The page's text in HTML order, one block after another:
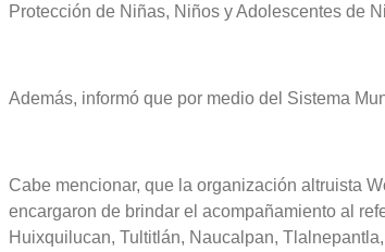
Protección de Niñas, Niños y Adolescentes de
Además, informó que por medio del Sistema
Cabe mencionar, que la organización altruista
encargaron de brindar el acompañamiento al
Huixquilucan, Tultitlán, Naucalpan,